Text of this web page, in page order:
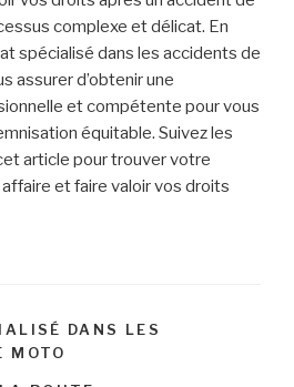
complexe et délicat. En
spécialisé dans les accidents de
assurer d’obtenir une
et compétente pour vous
équitable. Suivez les
article pour trouver votre
et faire valoir vos droits
DANS LES
MOTO